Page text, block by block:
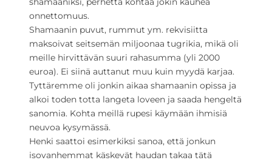
onnettomuus.
Shamaanin puvut, rummut ym. rekvisiitta
maksoivat seitsemän miljoonaa tugrikia, mikä oli
meille hirvittävän suuri rahasumma (yli 2000
euroa). Ei siinä auttanut muu kuin myydä karjaa.
Tyttäremme oli jonkin aikaa shamaanin opissa ja
alkoi toden totta langeta loveen ja saada hengeltä
sanomia. Kohta meillä rupesi käymään ihmisiä
neuvoa kysymässä.
Henki saattoi esimerkiksi sanoa, että jonkun
isovanhemmat käskevät haudan takaa tätä